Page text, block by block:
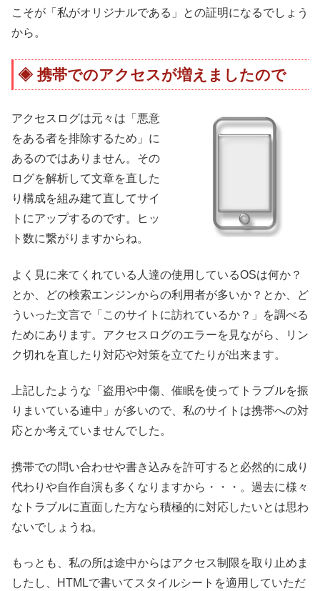
こそが「私がオリジナルである」との証明になるでしょう
から。
携帯でのアクセスが増えましたので
アクセスログは元々は「悪意
をある者を排除するため」に
あるのではありません。その
ログを解析して文章を直した
り構成を組み建て直してサイ
トにアップするのです。ヒッ
ト数に繋がりますからね。
よく見に来てくれている人達の使用しているOSは何か？
とか、どの検索エンジンからの利用者が多いか？とか、ど
ういった文言で「このサイトに訪れているか？」を調べる
ためにあります。アクセスログのエラーを見ながら、リン
ク切れを直したり対応や対策を立てたりが出来ます。
上記したような「盗用や中傷、催眠を使ってトラブルを振
りまいている連中」が多いので、私のサイトは携帯への対
応とか考えていませんでした。
携帯での問い合わせや書き込みを許可すると必然的に成り
代わりや自作自演も多くなりますから・・・。過去に様々
なトラブルに直面した方なら積極的に対応したいとは思わ
ないでしょうね。
もっとも、私の所は途中からはアクセス制限を取り止めま
したし、HTMLで書いてスタイルシートを適用していただ